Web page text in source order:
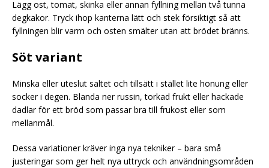
Lägg ost, tomat, skinka eller annan fyllning mellan två tunna
degkakor. Tryck ihop kanterna lätt och stek försiktigt så att
fyllningen blir varm och osten smälter utan att brödet bränns.
Söt variant
Minska eller uteslut saltet och tillsätt i stället lite honung eller
socker i degen. Blanda ner russin, torkad frukt eller hackade
dadlar för ett bröd som passar bra till frukost eller som
mellanmål.
Dessa variationer kräver inga nya tekniker – bara små
justeringar som ger helt nya uttryck och användningsområden